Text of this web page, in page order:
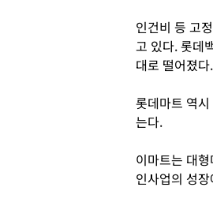
인건비 등 고
고 있다. 롯데
대로 떨어졌다.
롯데마트 역
는다.
이마트는 대
인사업의 성